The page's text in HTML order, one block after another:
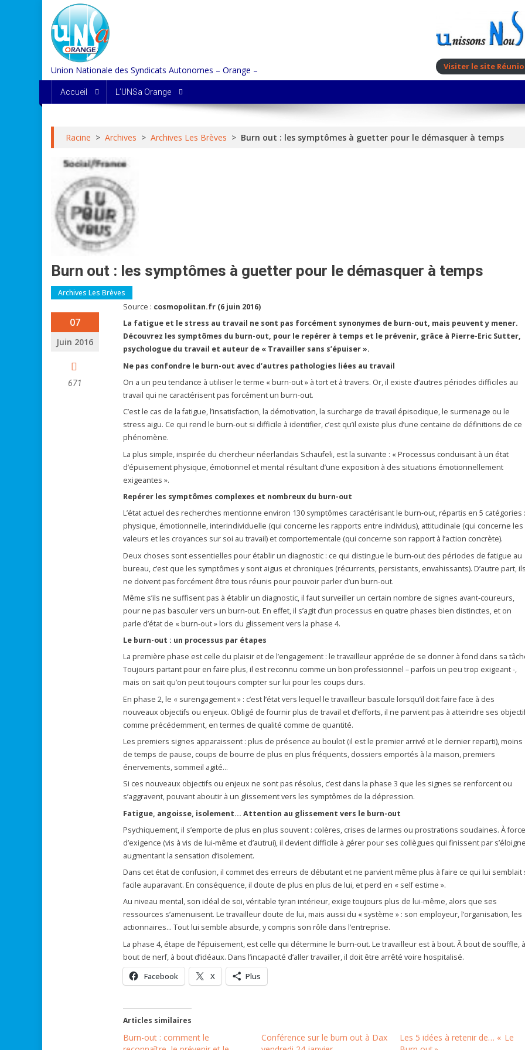
content
Union Nationale des Syndicats Autonomes – Orange – Visiter le site
Accueil L’UNSa Orange
Racine > Archives > Archives Les Brèves > Burn out : les symptômes à guetter pour le démasquer à temps
Burn out : les symptômes à guetter pour le démasquer à temps
Archives Les Brèves
07
Juin 2016
671
Source : cosmopolitan.fr (6 juin 2016)
La fatigue et le stress au travail ne sont pas forcément synonymes de burn-out, mais peuvent y mener.
Découvrez les symptômes du burn-out, pour le repérer à temps et le prévenir, grâce à Pierre-Eric Sutter,
psychologue du travail et auteur de « Travailler sans s’épuiser ».
Ne pas confondre le burn-out avec d’autres pathologies liées au travail
On a un peu tendance à utiliser le terme « burn-out » à tort et à travers. Or, il existe d’autres périodes difficiles au
travail qui ne caractérisent pas forcément un burn-out.
C’est le cas de la fatigue, l’insatisfaction, la démotivation, la surcharge de travail épisodique, le surmenage ou le
stress aigu. Ce qui rend le burn-out si difficile à identifier, c’est qu’il existe plus d’une centaine de définitions de ce
phénomène.
La plus simple, inspirée du chercheur néerlandais Schaufeli, est la suivante : « Processus conduisant à un état
d’épuisement physique, émotionnel et mental résultant d’une exposition à des situations émotionnellement
exigeantes ».
Repérer les symptômes complexes et nombreux du burn-out
L’état actuel des recherches mentionne environ 130 symptômes caractérisant le burn-out, répartis en 5 catégories :
physique, émotionnelle, interindividuelle (qui concerne les rapports entre individus), attitudinale (qui concerne les
valeurs et les croyances sur soi au travail) et comportementale (qui concerne son rapport à l’action concrète).
Deux choses sont essentielles pour établir un diagnostic : ce qui distingue le burn-out des périodes de fatigue au
bureau, c’est que les symptômes y sont aigus et chroniques (récurrents, persistants, envahissants). D’autre part,
ne doivent pas forcément être tous réunis pour pouvoir parler d’un burn-out.
Même s’ils ne suffisent pas à établir un diagnostic, il faut surveiller un certain nombre de signes avant-coureurs,
pour ne pas basculer vers un burn-out. En effet, il s’agit d’un processus en quatre phases bien distinctes, et on
parle d’état de « burn-out » lors du glissement vers la phase 4.
Le burn-out : un processus par étapes
La première phase est celle du plaisir et de l’engagement : le travailleur apprécie de se donner à fond dans sa
Toujours partant pour en faire plus, il est reconnu comme un bon professionnel – parfois un peu trop exigeant -,
mais on sait qu’on peut toujours compter sur lui pour les coups durs.
En phase 2, le « surengagement » : c’est l’état vers lequel le travailleur bascule lorsqu’il doit faire face à des
nouveaux objectifs ou enjeux. Obligé de fournir plus de travail et d’efforts, il ne parvient pas à atteindre ses
comme précédemment, en termes de qualité comme de quantité.
Les premiers signes apparaissent : plus de présence au boulot (il est le premier arrivé et le dernier reparti), moins
de temps de pause, coups de bourre de plus en plus fréquents, dossiers emportés à la maison, premiers
énervements, sommeil agité…
Si ces nouveaux objectifs ou enjeux ne sont pas résolus, c’est dans la phase 3 que les signes se renforcent ou
s’aggravent, pouvant aboutir à un glissement vers les symptômes de la dépression.
Fatigue, angoisse, isolement… Attention au glissement vers le burn-out
Psychiquement, il s’emporte de plus en plus souvent : colères, crises de larmes ou prostrations soudaines. À force
d’exigence (vis à vis de lui-même et d’autrui), il devient difficile à gérer pour ses collègues qui finissent par
augmentant la sensation d’isolement.
Dans cet état de confusion, il commet des erreurs de débutant et ne parvient même plus à faire ce qui lui semblait
facile auparavant. En conséquence, il doute de plus en plus de lui, et perd en « self estime ».
Au niveau mental, son idéal de soi, véritable tyran intérieur, exige toujours plus de lui-même, alors que ses
ressources s’amenuisent. Le travailleur doute de lui, mais aussi du « système » : son employeur, l’organisation, les
actionnaires… Tout lui semble absurde, y compris son rôle dans l’entreprise.
La phase 4, étape de l’épuisement, est celle qui détermine le burn-out. Le travailleur est à bout. Â bout de souffle, à
bout de nerf, à bout d’idéaux. Dans l’incapacité d’aller travailler, il doit être arrêté voire hospitalisé.
Facebook X Plus
Articles similaires
Burn-out : comment le
Conférence sur le burn out à Dax
Les 5 idées à retenir de… « Le